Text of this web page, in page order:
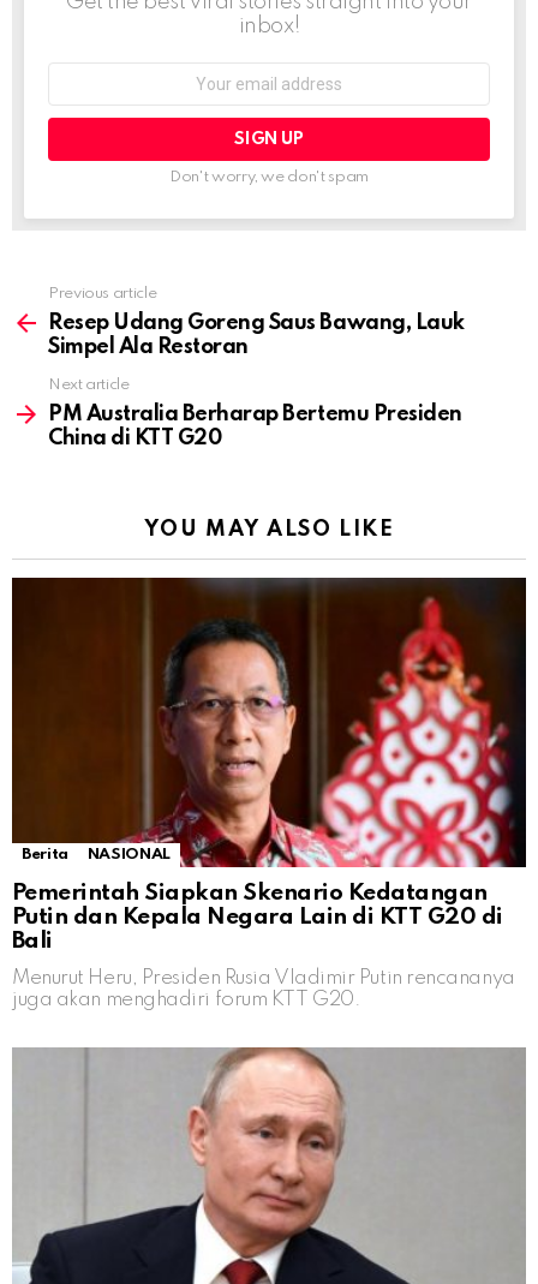
inbox!
Don't worry, we don't spam
more
Previous article
Resep Udang Goreng Saus Bawang, Lauk
Simpel Ala Restoran
Next article
PM Australia Berharap Bertemu Presiden
China di KTT G20
YOU MAY ALSO LIKE
Berita NASIONAL
Pemerintah Siapkan Skenario Kedatangan
Putin dan Kepala Negara Lain di KTT G20 di
Bali
Menurut Heru, Presiden Rusia Vladimir Putin rencananya
juga akan menghadiri forum KTT G20.